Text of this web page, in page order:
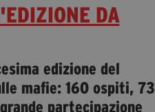
DA
edizione del
mafie: 160 ospiti, 73
partecipazione